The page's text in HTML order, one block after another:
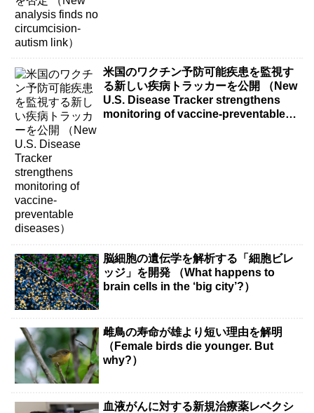
米国のワクチン予防可能疾患を監視す
る新しい疾病トラッカーを公開 （New
U.S. Disease Tracker strengthens
monitoring of vaccine-preventable
脳細胞の遺伝学を解析する「細胞ビレ
ッジ」を開発 （What happens to
brain cells in the ‘big city’?）
雌鳥の寿命が雄より短い理由を解明
（Female birds die younger. But
why?）
血液がんに対する新規治療薬レベクシ